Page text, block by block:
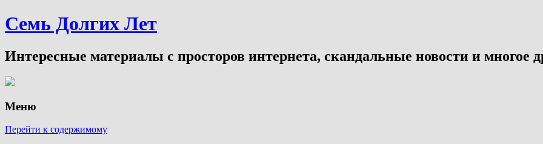
Семь Долгих Лет
Интересные материалы с просторов интернета, скандальные новости и многое
Меню
Перейти к содержимому